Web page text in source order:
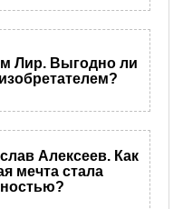
Лир. Выгодно ли
Алексеев. Как
мечта стала